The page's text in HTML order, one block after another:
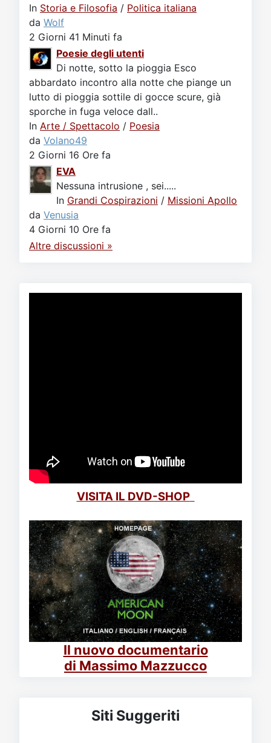
In Storia e Filosofia / Politica italiana
da Wolf
2 Giorni 41 Minuti fa
Poesie degli utenti
Di notte, sotto la pioggia Esco
abbardato incontro alla notte che piange un
lutto di pioggia sottile di gocce scure, già
sporche in fuga veloce dall..
In Arte / Spettacolo / Poesia
da Volano49
2 Giorni 16 Ore fa
EVA
Nessuna intrusione , sei.....
In Grandi Cospirazioni / Missioni Apollo
da Venusia
4 Giorni 10 Ore fa
Altre discussioni »
VISITA IL DVD-SHOP
Il nuovo documentario
di Massimo Mazzucco
Siti Suggeriti